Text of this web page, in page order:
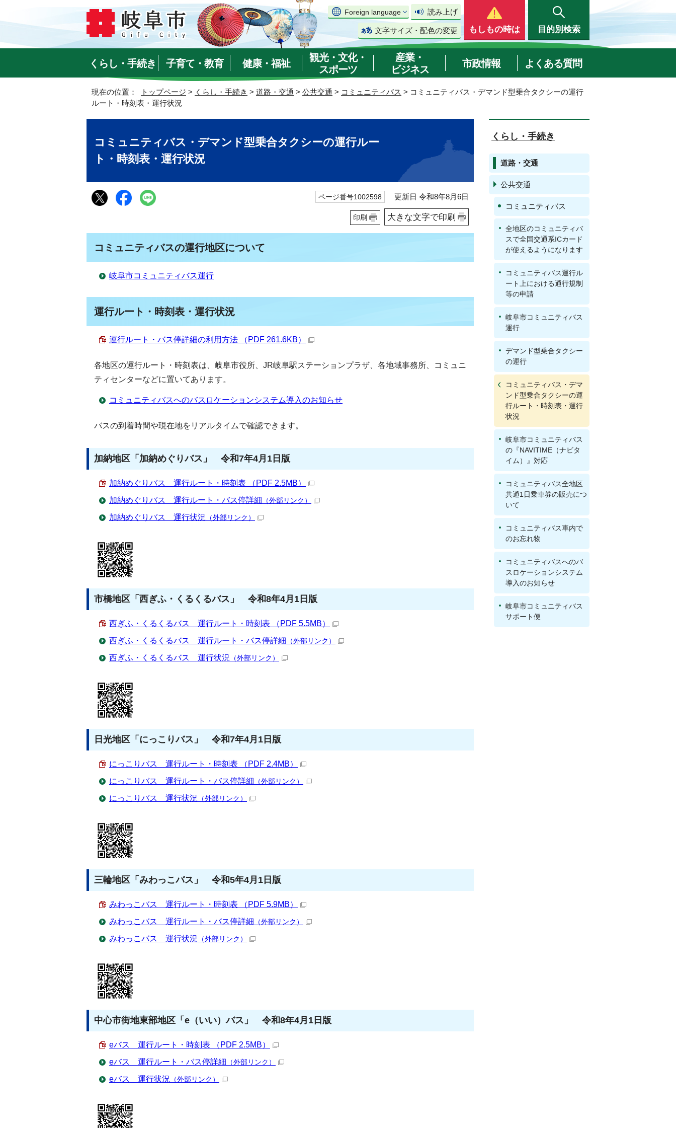
Foreign language 読み上げ
文字サイズ・配色の変更 もしもの時は 目的別検索
くらし・手続き 子育て・教育 健康・福祉
観光・文化・
スポーツ
産業・
ビジネス
市政情報 よくある質問
現在の位置： トップページ > くらし・手続き > 道路・交通 > 公共交通 > コミュニティバス > コミュニティバス・デマンド型乗合タクシーの運行
ルート・時刻表・運行状況
コミュニティバス・デマンド型乗合タクシーの運行ルー
ト・時刻表・運行状況
ページ番号1002598 更新日 令和8年8月6日
印刷 大きな文字で印刷
コミュニティバスの運行地区について
岐阜市コミュニティバス運行
運行ルート・時刻表・運行状況
運行ルート・バス停詳細の利用方法 （PDF 261.6KB）
各地区の運行ルート・時刻表は、岐阜市役所、JR岐阜駅ステーションプラザ、各地域事務所、コミュニ
ティセンターなどに置いてあります。
コミュニティバスへのバスロケーションシステム導入のお知らせ
バスの到着時間や現在地をリアルタイムで確認できます。
加納地区「加納めぐりバス」 令和7年4月1日版
加納めぐりバス 運行ルート・時刻表 （PDF 2.5MB）
加納めぐりバス 運行ルート・バス停詳細 （外部リンク）
加納めぐりバス 運行状況 （外部リンク）
市橋地区「西ぎふ・くるくるバス」 令和8年4月1日版
西ぎふ・くるくるバス 運行ルート・時刻表 （PDF 5.5MB）
西ぎふ・くるくるバス 運行ルート・バス停詳細 （外部リンク）
西ぎふ・くるくるバス 運行状況 （外部リンク）
日光地区「にっこりバス」 令和7年4月1日版
にっこりバス 運行ルート・時刻表 （PDF 2.4MB）
にっこりバス 運行ルート・バス停詳細 （外部リンク）
にっこりバス 運行状況 （外部リンク）
三輪地区「みわっこバス」 令和5年4月1日版
みわっこバス 運行ルート・時刻表 （PDF 5.9MB）
みわっこバス 運行ルート・バス停詳細 （外部リンク）
みわっこバス 運行状況 （外部リンク）
中心市街地東部地区「e（いい）バス」 令和8年4月1日版
eバス 運行ルート・時刻表 （PDF 2.5MB）
eバス 運行ルート・バス停詳細 （外部リンク）
eバス 運行状況 （外部リンク）
くらし・手続き
道路・交通
公共交通
コミュニティバス
全地区のコミュニティバ
スで全国交通系ICカード
が使えるようになります
コミュニティバス運行ル
ート上における通行規制
等の申請
岐阜市コミュニティバス
運行
デマンド型乗合タクシー
の運行
コミュニティバス・デマ
ンド型乗合タクシーの運
行ルート・時刻表・運行
状況
岐阜市コミュニティバス
の『NAVITIME（ナビタ
イム）』対応
コミュニティバス全地区
共通1日乗車券の販売につ
いて
コミュニティバス車内で
のお忘れ物
コミュニティバスへのバ
スロケーションシステム
導入のお知らせ
岐阜市コミュニティバス
サポート便